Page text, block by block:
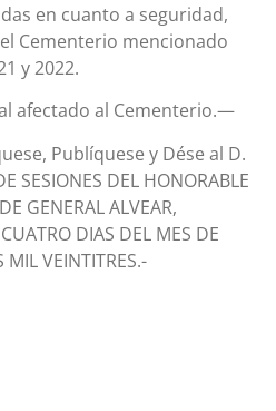
en cuanto a seguridad,
Cementerio mencionado
y 2022.
afectado al Cementerio.—
Publíquese y Dése al D.
SESIONES DEL HONORABLE
GENERAL ALVEAR,
DIAS DEL MES DE
VEINTITRES.-